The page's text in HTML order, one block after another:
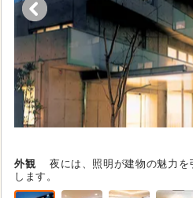
外観
夜には、照明が建物の魅力
します。